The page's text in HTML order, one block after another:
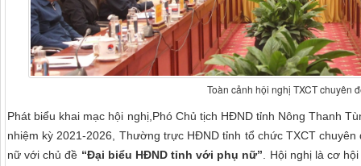
Toàn cảnh hội nghị TXCT chuyên
Phát biểu khai mạc hội nghị,Phó Chủ tịch HĐND tỉnh Nông Thanh
nhiệm kỳ 2021-2026, Thường trực HĐND tỉnh tổ chức TXCT
nữ với chủ đề “Đại biểu HĐND tỉnh với phụ nữ”
Hội nghị là cơ